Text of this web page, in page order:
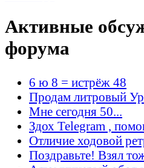
Активные
форума
6 ю 8 = истрёж 48
Продам литровый
Мне сегодня 50...
Здох Telegram ,
Отличие ходовой
Поздравьте! Взял